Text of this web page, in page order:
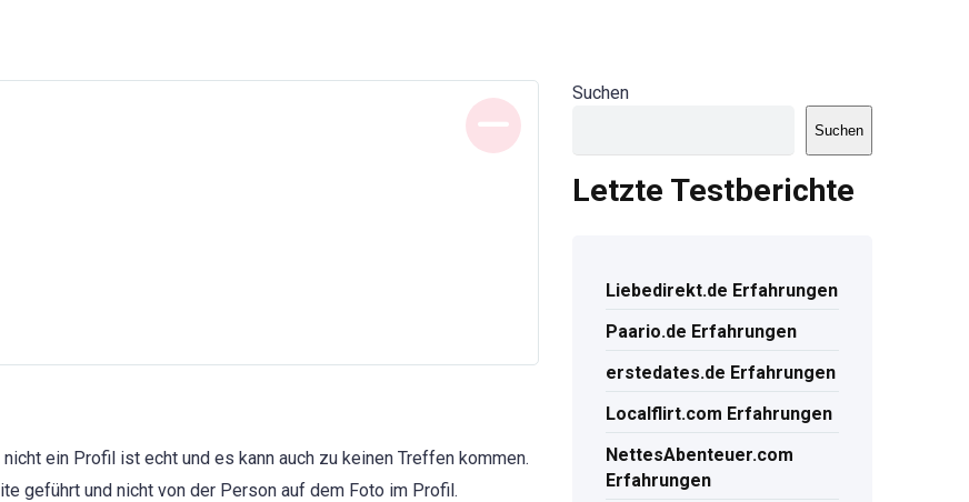
ein Profil ist echt und es kann auch zu keinen Treffen kommen.
geführt und nicht von der Person auf dem Foto im Profil.
Suchen
Suchen
Letzte Testberichte
Liebedirekt.de Erfahrungen
Paario.de Erfahrungen
erstedates.de Erfahrungen
Localflirt.com Erfahrungen
NettesAbenteuer.com
Erfahrungen